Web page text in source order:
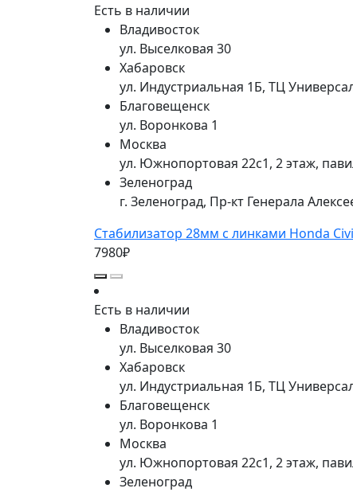
Есть в наличии
Владивосток
ул. Выселковая 30
Хабаровск
ул. Индустриальная 1Б, ТЦ
Благовещенск
ул. Воронкова 1
Москва
ул. Южнопортовая 22с1, 2 этаж,
Зеленоград
г. Зеленоград, Пр-кт Генерала
Стабилизатор 28мм с линками Honda
7980₽
Есть в наличии
Владивосток
ул. Выселковая 30
Хабаровск
ул. Индустриальная 1Б, ТЦ
Благовещенск
ул. Воронкова 1
Москва
ул. Южнопортовая 22с1, 2 этаж,
Зеленоград